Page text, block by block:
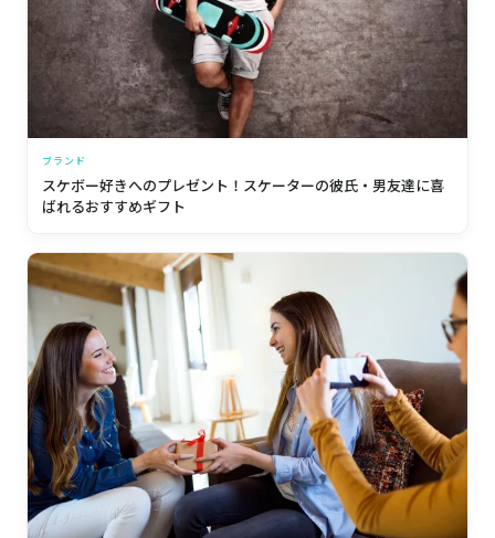
ブランド
スケボー好きへのプレゼント！スケーターの彼氏・男友達に喜
ばれるおすすめギフト